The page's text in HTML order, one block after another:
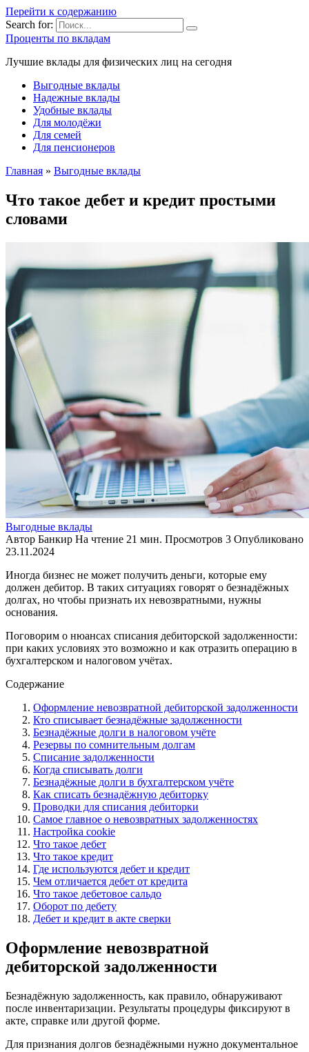
Перейти к содержанию
Search for:
Проценты по вкладам
Лучшие вклады для физических лиц на сегодня
Выгодные вклады
Надежные вклады
Удобные вклады
Для молодёжи
Для семей
Для пенсионеров
Главная » Выгодные вклады
Что такое дебет и кредит простыми
словами
Выгодные вклады
Автор Банкир На чтение 21 мин. Просмотров 3 Опубликовано
23.11.2024
Иногда бизнес не может получить деньги, которые ему
должен дебитор. В таких ситуациях говорят о безнадёжных
долгах, но чтобы признать их невозвратными, нужны
основания.
Поговорим о нюансах списания дебиторской задолженности:
при каких условиях это возможно и как отразить операцию в
бухгалтерском и налоговом учётах.
Содержание
Оформление невозвратной дебиторской задолженности
Кто списывает безнадёжные задолженности
Безнадёжные долги в налоговом учёте
Резервы по сомнительным долгам
Списание задолженности
Когда списывать долги
Безнадёжные долги в бухгалтерском учёте
Как списать безнадёжную дебиторку
Проводки для списания дебиторки
Самое главное о невозвратных задолженностях
Настройка cookie
Что такое дебет
Что такое кредит
Где используются дебет и кредит
Чем отличается дебет от кредита
Что такое дебетовое сальдо
Оборот по дебету
Дебет и кредит в акте сверки
Оформление невозвратной
дебиторской задолженности
Безнадёжную задолженность, как правило, обнаруживают
после инвентаризации. Результаты процедуры фиксируют в
акте, справке или другой форме.
Для признания долгов безнадёжными нужно документальное